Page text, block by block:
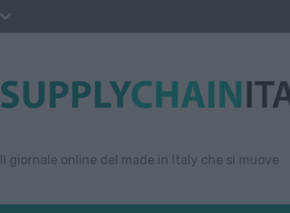
Il giornale online del made in Italy che si muove